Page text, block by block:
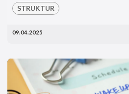
STRUKTUR
09.04.2025